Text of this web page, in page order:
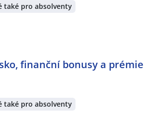
také pro absolventy
finanční bonusy a prémie
také pro absolventy